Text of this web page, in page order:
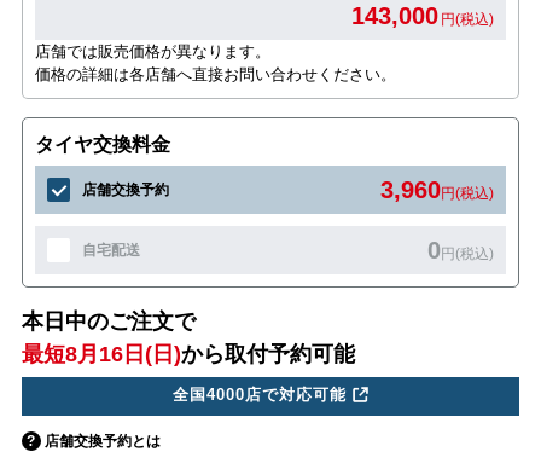
143,000 円(税込)
店舗では販売価格が異なります。
価格の詳細は各店舗へ直接お問い合わせください。
タイヤ交換料金
店舗交換予約 3,960円(税込)
自宅配送 0円(税込)
本日中のご注文で
最短8月16日(日)から取付予約可能
全国4000店で対応可能
店舗交換予約とは